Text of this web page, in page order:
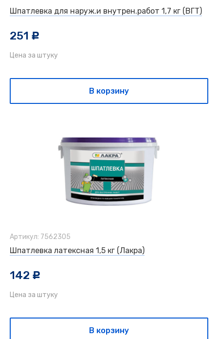
Шпатлевка для наруж.и внутрен.работ 1,7 кг (ВГТ)
251 c
Цена за штуку
В корзину
Артикул: 7562305
Шпатлевка латексная 1,5 кг (Лакра)
142 c
Цена за штуку
В корзину